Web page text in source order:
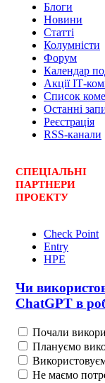
Блоги
Новини
Статті
Колумністи
Форум
Календар
Акції ІТ-
Список
Останні
Реєстрація
RSS-канали
СПЕЦІАЛЬНІ
ПАРТНЕРИ
ПРОЕКТУ
Check Point
Entry
HPE
Чи
ChatGPT в
Почали
Плануємо
Не маємо